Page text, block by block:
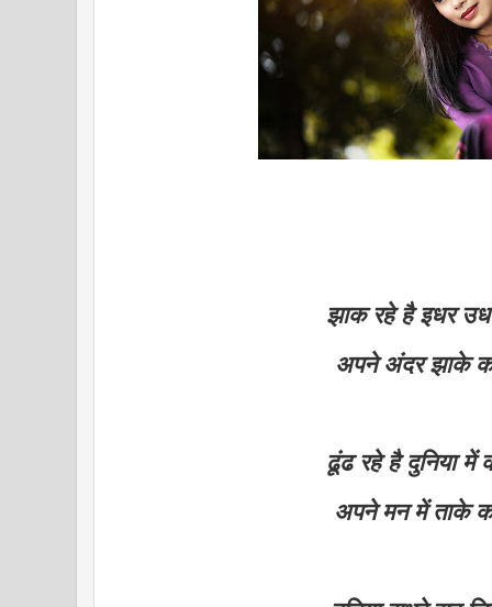
झाक रहे है इधर
अपने अंदर झाके
ढूंढ रहे है दुनिया में
अपने मन में ताके